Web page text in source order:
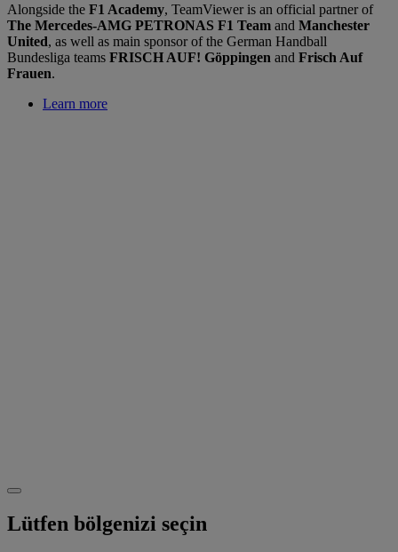
Alongside the F1 Academy, TeamViewer is an official partner of
The Mercedes-AMG PETRONAS F1 Team and Manchester
United, as well as main sponsor of the German Handball
Bundesliga teams FRISCH AUF! Göppingen and Frisch Auf
Frauen.
Learn more
Lütfen bölgenizi seçin